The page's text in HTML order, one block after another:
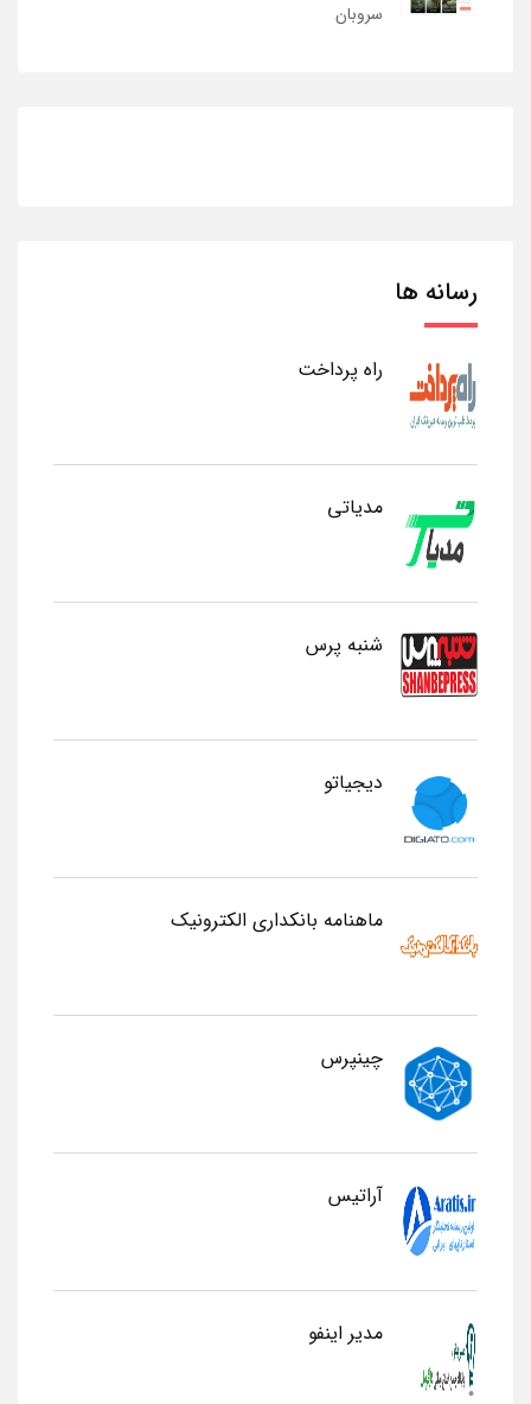
سروبان
رسانه ها
راه پرداخت
مدیاتی
شنبه پرس
دیجیاتو
ماهنامه بانکداری الکترونیک
چینپرس
آراتیس
مدیر اینفو